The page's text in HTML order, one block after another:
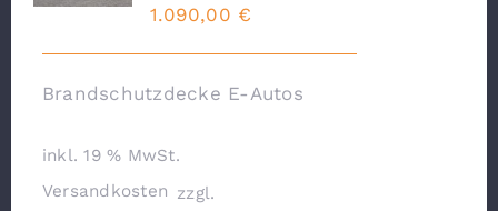
1.090,00 €
Brandschutzdecke E-Autos
inkl. 19 % MwSt.
zzgl.
Versandkosten